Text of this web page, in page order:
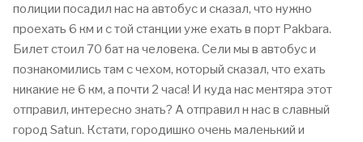
полиции посадил нас на автобус и сказал, что нужно
проехать 6 км и с той станции уже ехать в порт Pakbara.
Билет стоил 70 бат на человека. Сели мы в автобус и
познакомились там с чехом, который сказал, что ехать
никакие не 6 км, а почти 2 часа! И куда нас ментяра этот
отправил, интересно знать? А отправил н нас в славный
город Satun. Кстати, городишко очень маленький и